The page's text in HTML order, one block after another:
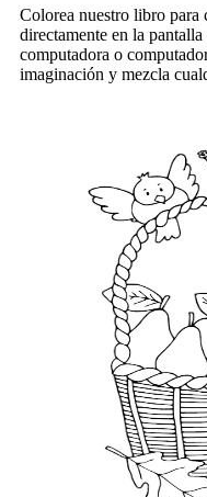
Colorea nuestro libro para
directamente en la
computadora o
imaginación y mezcla